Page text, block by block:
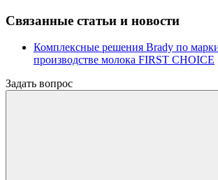
Связанные статьи и новости
Комплексные решения Brady по
производстве молока FIRST CHOICE
Задать вопрос